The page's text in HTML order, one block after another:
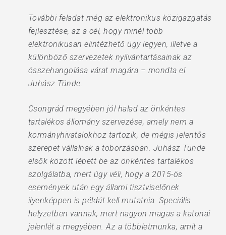
További feladat még az elektronikus közigazgatás
fejlesztése, az a cél, hogy minél több
elektronikusan elintézhető ügy legyen, illetve a
különböző szervezetek nyilvántartásainak az
összehangolása várat magára – mondta el
Juhász Tünde.
Csongrád megyében jól halad az önkéntes
tartalékos állomány szervezése, amely nem a
kormányhivatalokhoz tartozik, de mégis jelentős
szerepet vállalnak a toborzásban. Juhász Tünde
elsők között lépett be az önkéntes tartalékos
szolgálatba, mert úgy véli, hogy a 2015-ös
események után egy állami tisztviselőnek
ilyenképpen is példát kell mutatnia. Speciális
helyzetben vannak, mert nagyon magas a katonai
jelenlét a megyében. Az a többletmunka, amit a